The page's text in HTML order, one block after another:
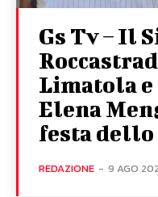
Gs Tv – Il
Limatola e
Elena
festa dello
REDAZIONE - 9 AGO